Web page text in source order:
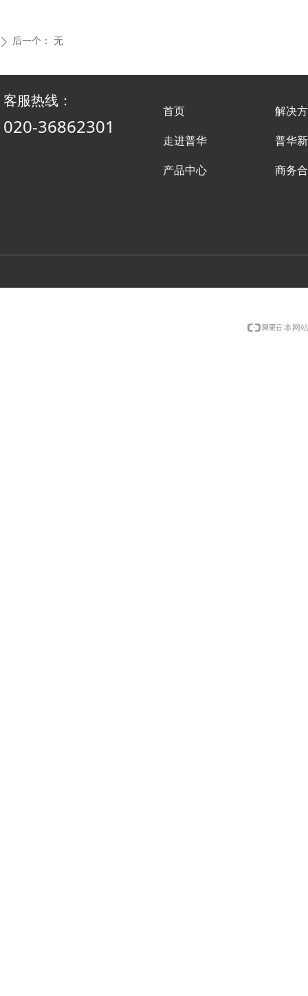
ꄲ 后一个： 无
解决
普华
商务
首页
走进普华
产品中心
客服热线：
020-36862301
本网